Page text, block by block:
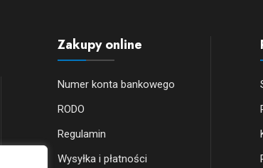
Zakupy online
Numer konta bankowego
RODO
Regulamin
Wysyłka i płatności